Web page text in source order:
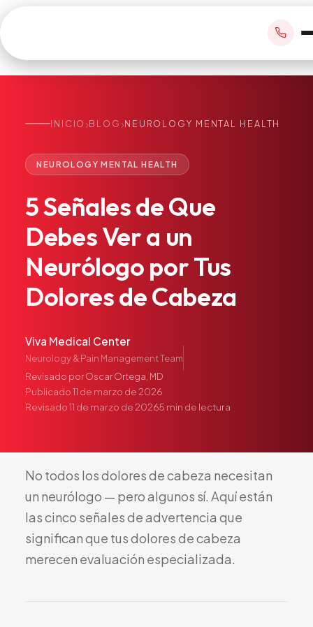
Atención Primaria
Atención el Mismo Día
Medicina Interna
Psiquiatría
Telemedicina
Salud del Adolescente
Tratamiento Hormonal
Medicina Concierge
Terapia IV
Pérdida de Peso
Terapia con Péptidos
Inyecciones Articulares
Escleroterapia
RESERVAR CITA
+1 305 209 0001
office@vivamedicalcenter.com
Lun–Vie 8:30AM–4:30PM · Sáb con cita
INICIO ›BLOG ›NEUROLOGY MENTAL HEALTH
NEUROLOGY MENTAL HEALTH
5SeñalesdeQue
DebesVera un
Neurólogo porTus
DoloresdeCabeza
Viva Medical Center
Neurology & Pain Management Team
Revisado porOscar Ortega, MD
Publicado11 de marzo de 2026
Revisado11 de marzo de 20265 min de lectura
No todos losdoloresdecabeza necesitan
un neurólogo — peroalgunos sí. Aquíestán
lascinco señalesdeadvertencia que
significanque tusdoloresdecabeza
merecen evaluación especializada.